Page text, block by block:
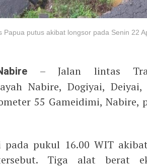
Papua putus akibat longsor pada Senin 22
– Jalan lintas
Nabire, Dogiyai,
55 Gameidimi, Nabire,
pada pukul 16.00 WIT
Tiga alat berat